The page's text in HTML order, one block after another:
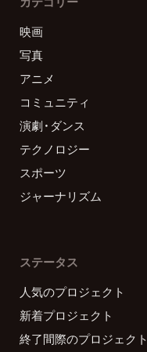
映画
写真
アニメ
コミュニティ
演劇・ダンス
テクノロジー
スポーツ
ジャーナリズム
ステータス
人気のプロジェクト
新着プロジェクト
終了間際のプロジェクト